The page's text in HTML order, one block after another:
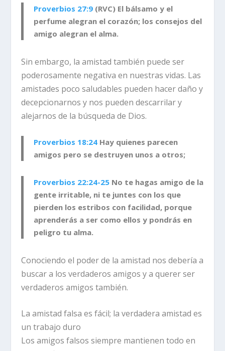
Proverbios 27:9 (RVC) El bálsamo y el
perfume alegran el corazón; los consejos del
amigo alegran el alma.
Sin embargo, la amistad también puede ser
poderosamente negativa en nuestras vidas. Las
amistades poco saludables pueden hacer daño y
decepcionarnos y nos pueden descarrilar y
alejarnos de la búsqueda de Dios.
Proverbios 18:24 Hay quienes parecen
amigos pero se destruyen unos a otros;
Proverbios 22:24-25 No te hagas amigo de la
gente irritable, ni te juntes con los que
pierden los estribos con facilidad, porque
aprenderás a ser como ellos y pondrás en
peligro tu alma.
Conociendo el poder de la amistad nos debería a
buscar a los verdaderos amigos y a querer ser
verdaderos amigos también.
La amistad falsa es fácil; la verdadera amistad es
un trabajo duro
Los amigos falsos siempre mantienen todo en